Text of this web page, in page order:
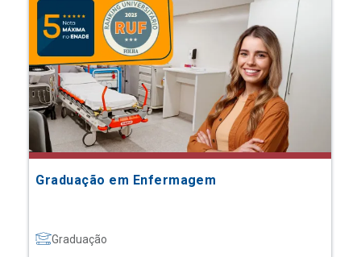
Graduação em Enfermagem
Graduação